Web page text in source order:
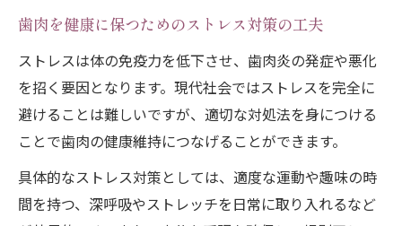
歯肉を健康に保つためのストレス対策の工夫
ストレスは体の免疫力を低下させ、歯肉炎の発症や悪化
を招く要因となります。現代社会ではストレスを完全に
避けることは難しいですが、適切な対処法を身につける
ことで歯肉の健康維持につなげることができます。
具体的なストレス対策としては、適度な運動や趣味の時
間を持つ、深呼吸やストレッチを日常に取り入れるなど